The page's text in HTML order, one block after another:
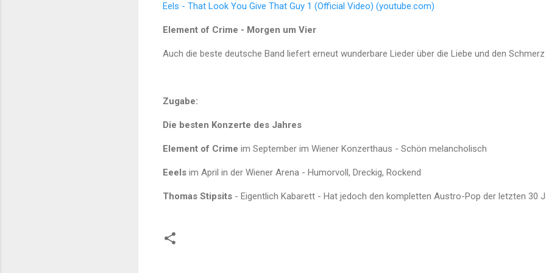
Eels - That Look You Give That Guy 1 (Official Video) (youtube.com)
Element of Crime - Morgen um Vier
Auch die beste deutsche Band liefert erneut wunderbare Lieder über die Liebe und den Schmerz
Zugabe:
Die besten Konzerte des Jahres
Element of Crime im September im Wiener Konzerthaus - Schön melancholisch
Eeels im April in der Wiener Arena - Humorvoll, Dreckig, Rockend
Thomas Stipsits - Eigentlich Kabarett - Hat jedoch den kompletten Austro-Pop der letzten 30